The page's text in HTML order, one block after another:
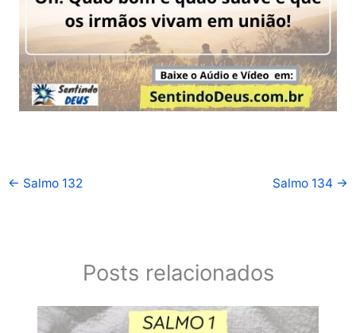
← Salmo 132 Salmo 134 →
Posts relacionados